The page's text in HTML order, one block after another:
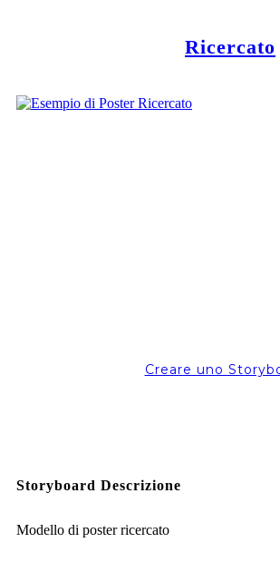
Ricercato
Creare uno
Storyboard Descrizione
Modello di poster ricercato